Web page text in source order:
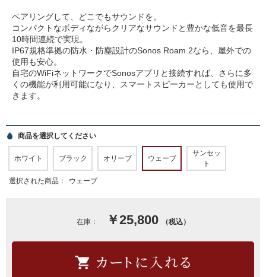
ペアリングして、どこでもサウンドを。
コンパクトなボディながらクリアなサウンドと豊かな低音を最長
10時間連続で実現。
IP67規格準拠の防水・防塵設計のSonos Roam 2なら、屋外での
使用も安心。
自宅のWiFiネットワークでSonosアプリと接続すれば、さらに多
くの機能が利用可能になり、スマートスピーカーとしても使用で
きます。
商品を選択してください
ホワイト ブラック オリーブ ウェーブ
サンセッ
ト
選択された商品： ウェーブ
在庫： ￥25,800 （税込）